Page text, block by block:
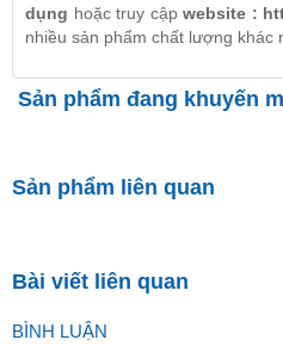
dụng hoặc truy cậpwebsite :
nhiều sản phẩm chất lượng khác
Sản phẩm đang khuyến
Sản phẩm liên quan
Bài viết liên quan
BÌNH LUẬN